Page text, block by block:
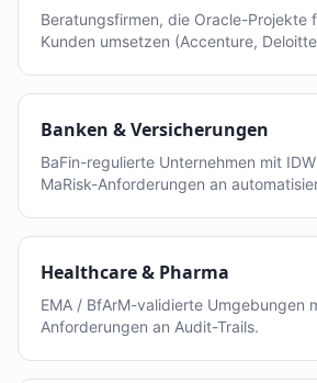
Beratungsfirmen, die Oracle-Projekte
Kunden umsetzen (Accenture,
Banken & Versicherungen
BaFin-regulierte Unternehmen mit
MaRisk-Anforderungen an
Healthcare & Pharma
EMA / BfArM-validierte Umgebungen
Anforderungen an Audit-Trails.